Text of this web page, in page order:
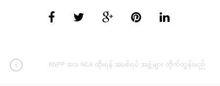
KNPP အား NCA ထိုးရန် အပစ်ရပ် အဖွဲ့များ တိုက်တွန်းမည်